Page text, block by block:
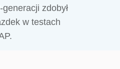
zdobył
w testach